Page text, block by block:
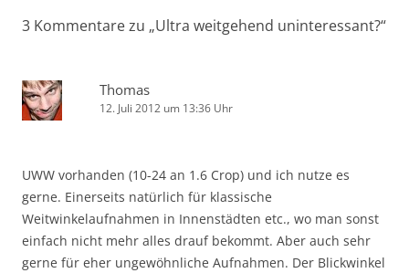
3 Kommentare zu „Ultra weitgehend uninteressant?“
Thomas
12. Juli 2012 um 13:36 Uhr
UWW vorhanden (10-24 an 1.6 Crop) und ich nutze es
gerne. Einerseits natürlich für klassische
Weitwinkelaufnahmen in Innenstädten etc., wo man sonst
einfach nicht mehr alles drauf bekommt. Aber auch sehr
gerne für eher ungewöhnliche Aufnahmen. Der Blickwinkel